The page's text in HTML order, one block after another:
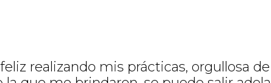
realizando mis prácticas, orgullosa